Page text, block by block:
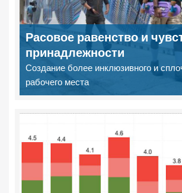
Расовое равенство и
принадлежности
Создание более инклюзивного и
рабочего места